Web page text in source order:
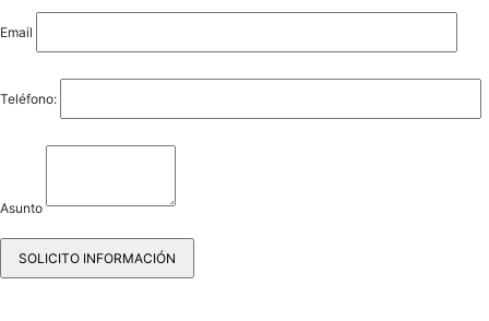
Email
Teléfono:
Asunto